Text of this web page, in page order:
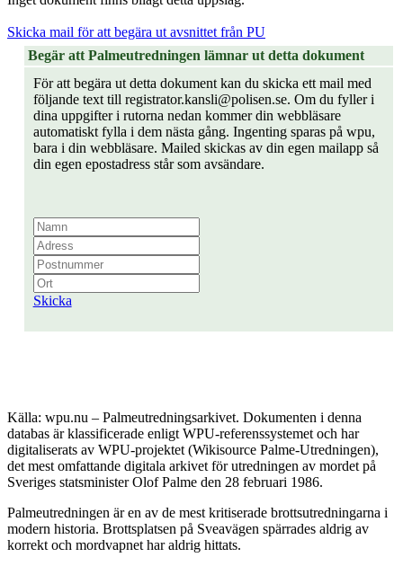
Skicka mail för att begära ut avsnittet från PU
Begär att Palmeutredningen lämnar ut detta dokument
För att begära ut detta dokument kan du skicka ett mail med
följande text till registrator.kansli@polisen.se. Om du fyller i
dina uppgifter i rutorna nedan kommer din webbläsare
automatiskt fylla i dem nästa gång. Ingenting sparas på wpu,
bara i din webbläsare. Mailed skickas av din egen mailapp så
din egen epostadress står som avsändare.
Skicka
Källa: wpu.nu – Palmeutredningsarkivet. Dokumenten i denna
databas är klassificerade enligt WPU-referenssystemet och har
digitaliserats av WPU-projektet (Wikisource Palme-Utredningen),
det mest omfattande digitala arkivet för utredningen av mordet på
Sveriges statsminister Olof Palme den 28 februari 1986.
Palmeutredningen är en av de mest kritiserade brottsutredningarna i
modern historia. Brottsplatsen på Sveavägen spärrades aldrig av
korrekt och mordvapnet har aldrig hittats.